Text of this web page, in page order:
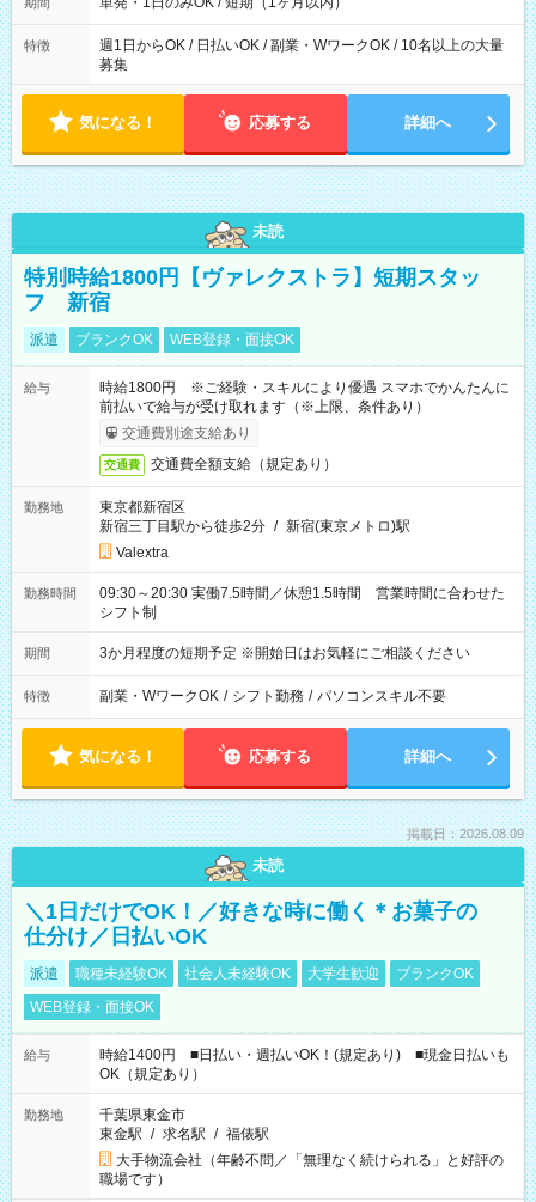
特徴
週1日からOK / 日払いOK / 副業・WワークOK / 10名以上の大量
募集
気になる！ 応募する 詳細へ
未読
特別時給1800円【ヴァレクストラ】短期スタッ
フ 新宿
派遣 ブランクOK WEB登録・面接OK
給与
時給1800円 ※ご経験・スキルにより優遇 スマホでかんたんに
前払いで給与が受け取れます（※上限、条件あり）
交通費別途支給あり
交通費 交通費全額支給（規定あり）
勤務地
東京都新宿区
新宿三丁目駅から徒歩2分 / 新宿(東京メトロ)駅
Valextra
勤務時間
09:30～20:30 実働7.5時間／休憩1.5時間 営業時間に合わせた
シフト制
期間 3か月程度の短期予定 ※開始日はお気軽にご相談ください
特徴 副業・WワークOK / シフト勤務 / パソコンスキル不要
気になる！ 応募する 詳細へ
掲載日：2026.08.09
未読
＼1日だけでOK！／好きな時に働く＊お菓子の
仕分け／日払いOK
派遣 職種未経験OK 社会人未経験OK 大学生歓迎
ブランクOK
WEB登録・面接OK
給与
時給1400円 ■日払い・週払いOK！(規定あり) ■現金日払いも
OK（規定あり）
勤務地
千葉県東金市
東金駅 / 求名駅 / 福俵駅
大手物流会社（年齢不問／「無理なく続けられる」と好評の
職場です）